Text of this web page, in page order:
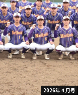
2026年４月号